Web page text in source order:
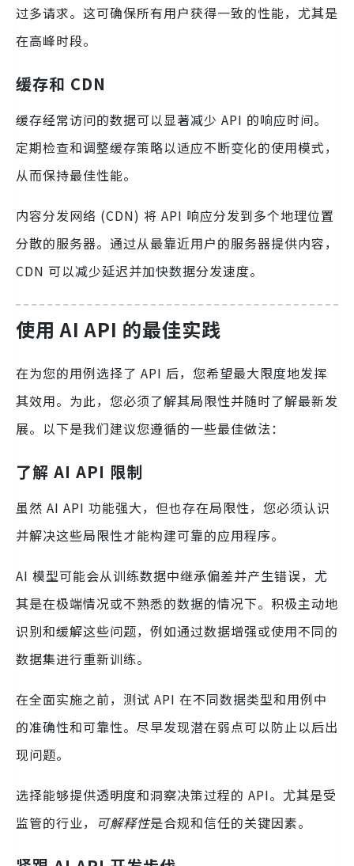
过多请求。这可确保所有用户获得一致的性能，尤其是
在高峰时段。
缓存和 CDN
缓存经常访问的数据可以显著减少 API 的响应时间。
定期检查和调整缓存策略以适应不断变化的使用模式，
从而保持最佳性能。
内容分发网络 (CDN) 将 API 响应分发到多个地理位置
分散的服务器。通过从最靠近用户的服务器提供内容，
CDN 可以减少延迟并加快数据分发速度。
使用 AI API 的最佳实践
在为您的用例选择了 API 后，您希望最大限度地发挥
其效用。为此，您必须了解其局限性并随时了解最新发
展。以下是我们建议您遵循的一些最佳做法：
了解 AI API 限制
虽然 AI API 功能强大，但也存在局限性，您必须认识
并解决这些局限性才能构建可靠的应用程序。
AI 模型可能会从训练数据中继承偏差并产生错误，尤
其是在极端情况或不熟悉的数据的情况下。积极主动地
识别和缓解这些问题，例如通过数据增强或使用不同的
数据集进行重新训练。
在全面实施之前，测试 API 在不同数据类型和用例中
的准确性和可靠性。尽早发现潜在弱点可以防止以后出
现问题。
选择能够提供透明度和洞察决策过程的 API。尤其是受
监管的行业，
可解释性是合规和信任的关键因素。